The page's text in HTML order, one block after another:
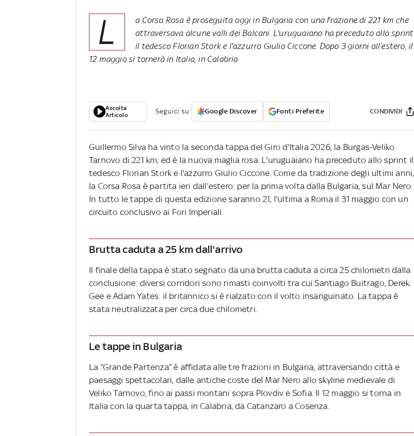
L
a Corsa Rosa è proseguita oggi in Bulgaria con una frazione di 221 km che
attraversava alcune valli dei Balcani. L'uruguaiano ha preceduto allo sprint
il tedesco Florian Stork e l'azzurro Giulio Ciccone. Dopo 3 giorni all’estero, il
12 maggio si tornerà in Italia, in Calabria
Ascolta
Articolo
Seguici su: Google Discover Fonti Preferite CONDIVIDI
Guillermo Silva ha vinto la seconda tappa del Giro d'Italia 2026, la Burgas-Veliko
Tarnovo di 221 km, ed è la nuova maglia rosa. L'uruguaiano ha preceduto allo sprint il
tedesco Florian Stork e l'azzurro Giulio Ciccone. Come da tradizione degli ultimi anni,
la Corsa Rosa è partita ieri dall’estero: per la prima volta dalla Bulgaria, sul Mar Nero.
In tutto le tappe di questa edizione saranno 21, l'ultima a Roma il 31 maggio con un
circuito conclusivo ai Fori Imperiali.
Brutta caduta a 25 km dall'arrivo
Il finale della tappa è stato segnato da una brutta caduta a circa 25 chilometri dalla
conclusione: diversi corridori sono rimasti coinvolti tra cui Santiago Buitrago, Derek
Gee e Adam Yates: il britannico si è rialzato con il volto insanguinato. La tappa è
stata neutralizzata per circa due chilometri.
Le tappe in Bulgaria
La “Grande Partenza” è affidata alle tre frazioni in Bulgaria, attraversando città e
paesaggi spettacolari, dalle antiche coste del Mar Nero allo skyline medievale di
Veliko Tarnovo, fino ai passi montani sopra Plovdiv e Sofia. Il 12 maggio si torna in
Italia con la quarta tappa, in Calabria, da Catanzaro a Cosenza.